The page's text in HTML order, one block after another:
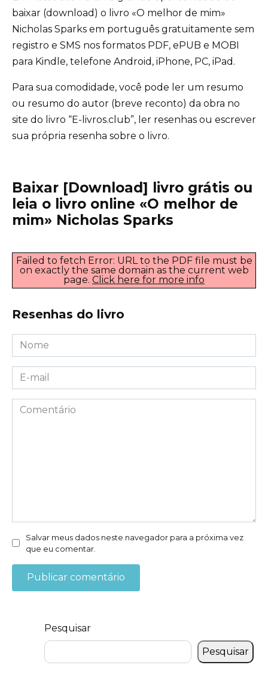
baixar (download) o livro «O melhor de mim»
Nicholas Sparks em português gratuitamente sem
registro e SMS nos formatos PDF, ePUB e MOBI
para Kindle, telefone Android, iPhone, PC, iPad.
Para sua comodidade, você pode ler um resumo
ou resumo do autor (breve reconto) da obra no
site do livro “E-livros.club”, ler resenhas ou escrever
sua própria resenha sobre o livro.
Baixar [Download] livro grátis ou
leia o livro online «O melhor de
mim» Nicholas Sparks
Failed to fetch Error: URL to the PDF file must be
on exactly the same domain as the current web
page. Click here for more info
Resenhas do livro
Nome
*
E-
mail
*Comentário
Salvar meus dados neste navegador para a próxima vez
que eu comentar.
Pesquisar
Pesquisar